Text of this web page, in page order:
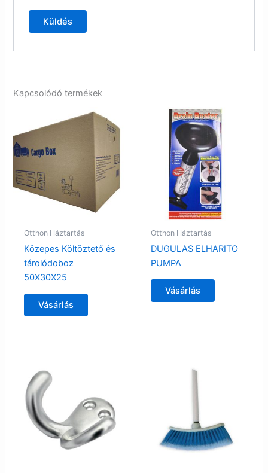
Kapcsolódó termékek
Otthon Háztartás
Közepes Költöztető és
tárolódoboz
50X30X25
Vásárlás
Otthon Háztartás
DUGULAS ELHARITO
PUMPA
Vásárlás